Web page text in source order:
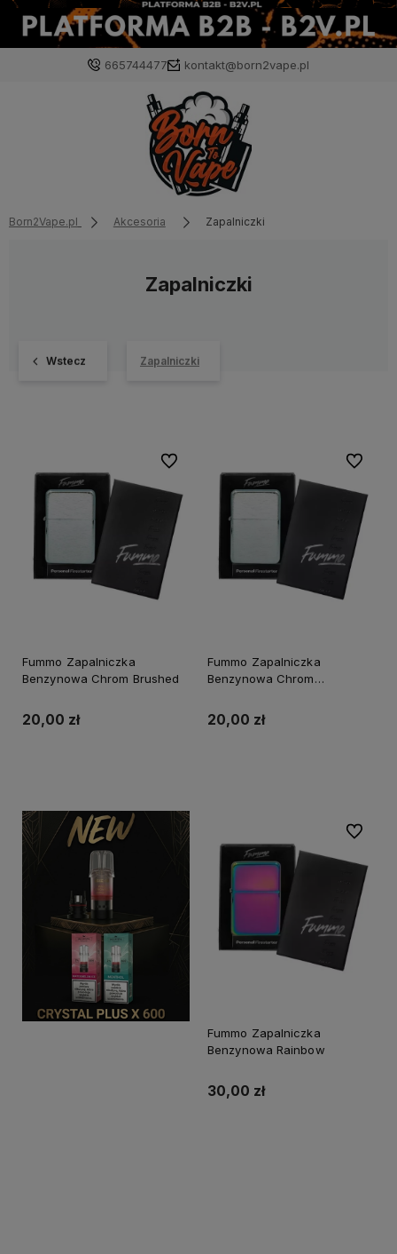
665744477 kontakt@born2vape.pl
Born2Vape.pl Akcesoria Zapalniczki
Zapalniczki
Wstecz Zapalniczki
Fummo Zapalniczka
Benzynowa Chrom Brushed
20,00 zł
Do ulubionych
Fummo Zapalniczka
Benzynowa Chrom
20,00 zł
Do
Fummo Zapalniczka
Benzynowa Rainbow
30,00 zł
Do